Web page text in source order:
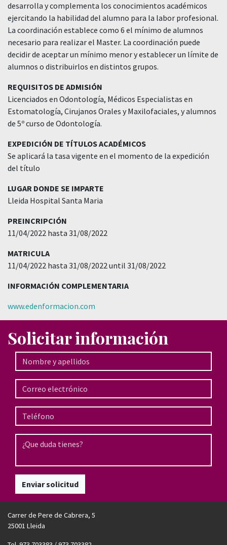
desarrolla y complementa los conocimientos académicos
ejercitando la habilidad del alumno para la labor profesional.
La coordinación establece como 6 el mínimo de alumnos
necesario para realizar el Master. La coordinación puede
decidir de aceptar un mínimo menor y establecer un límite de
alumnos o distribuirlos en distintos grupos.
REQUISITOS DE ADMISIÓN
Licenciados en Odontología, Médicos Especialistas en
Estomatología, Cirujanos Orales y Maxilofaciales, y alumnos
de 5º curso de Odontología.
EXPEDICIÓN DE TÍTULOS ACADÉMICOS
Se aplicará la tasa vigente en el momento de la expedición
del título
LUGAR DONDE SE IMPARTE
Lleida Hospital Santa Maria
PREINCRIPCIÓN
11/04/2022 hasta 31/08/2022
MATRICULA
11/04/2022 hasta 31/08/2022 until 31/08/2022
INFORMACIÓN COMPLEMENTARIA
www.edenformacion.com
Solicitar información
Enviar solicitud
Carrer de Pere de Cabrera, 5
25001 Lleida